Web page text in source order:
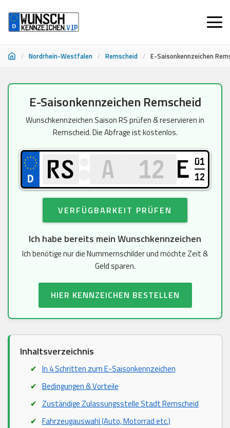
/ Nordrhein-Westfalen / Remscheid / E-Saisonkennzeichen
springen
E-Saisonkennzeichen Remscheid
Wunschkennzeichen Saison RS prüfen & reservieren in
Remscheid. Die Abfrage ist kostenlos.
E 01
12
VERFÜGBARKEIT PRÜFEN
Ich habe bereits mein Wunschkennzeichen
Ich benötige nur die Nummernschilder und möchte Zeit &
Geld sparen.
HIER KENNZEICHEN BESTELLEN
Inhaltsverzeichnis
In 4 Schritten zum E-Saisonkennzeichen
Bedingungen & Vorteile
Zuständige Zulassungsstelle Stadt Remscheid
Fahrzeugauswahl (Auto, Motorrad etc.)